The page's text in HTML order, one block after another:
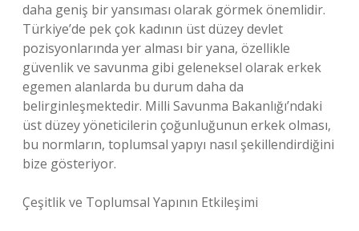
daha geniş bir yansıması olarak görmek önemlidir.
Türkiye’de pek çok kadının üst düzey devlet
pozisyonlarında yer alması bir yana, özellikle
güvenlik ve savunma gibi geleneksel olarak erkek
egemen alanlarda bu durum daha da
belirginleşmektedir. Milli Savunma Bakanlığı’ndaki
üst düzey yöneticilerin çoğunluğunun erkek olması,
bu normların, toplumsal yapıyı nasıl şekillendirdiğini
bize gösteriyor.
Çeşitlik ve Toplumsal Yapının Etkileşimi